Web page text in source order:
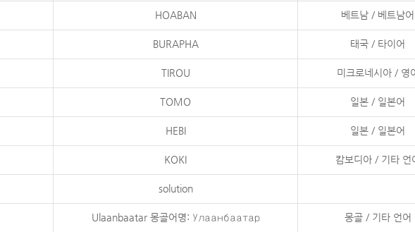
HOABAN 베트남 / 베트남어
BURAPHA 태국 / 타이어
TIROU 미크로네시아
TOMO 일본 / 일본어
HEBI 일본 / 일본어
KOKI 캄보디아 / 기타
solution
Ulaanbaatar 몽골어명: Улаанбаатар 몽골 / 기타 언어